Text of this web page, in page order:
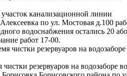
канализационной линии
по ул. Мостовая д.100
водоснабжения остались 20
работ 17-00.
резервуаров на водозаборе